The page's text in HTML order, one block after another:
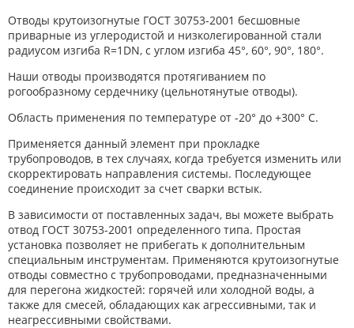
Отводы крутоизогнутые ГОСТ 30753-2001 бесшовные
приварные из углеродистой и низколегированной стали
радиусом изгиба R=1DN, с углом изгиба 45°, 60°, 90°, 180°.
Наши отводы производятся протягиванием по
рогообразному сердечнику (цельнотянутые отводы).
Область применения по температуре от -20° до +300° С.
Применяется данный элемент при прокладке
трубопроводов, в тех случаях, когда требуется изменить или
скорректировать направления системы. Последующее
соединение происходит за счет сварки встык.
В зависимости от поставленных задач, вы можете выбрать
отвод ГОСТ 30753-2001 определенного типа. Простая
установка позволяет не прибегать к дополнительным
специальным инструментам. Применяются крутоизогнутые
отводы совместно с трубопроводами, предназначенными
для перегона жидкостей: горячей или холодной воды, а
также для смесей, обладающих как агрессивными, так и
неагрессивными свойствами.